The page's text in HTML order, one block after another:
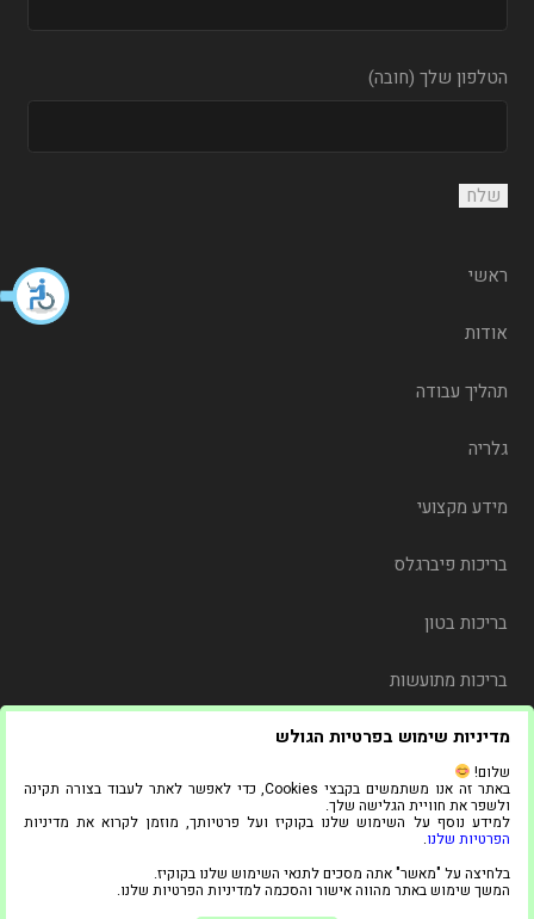
מדיניות שימוש בפרטיות הגולש
שלום!
באתר זה אנו משתמשים בקבצי Cookies, כדי לאפשר לאתר לעבוד בצורה תקינה
ולשפר את חוויית הגלישה שלך.
למידע נוסף על השימוש שלנו בקוקיז ועל פרטיותך, מוזמן לקרוא את מדיניות
הפרטיות שלנו.
בלחיצה על "מאשר" אתה מסכים לתנאי השימוש שלנו בקוקיז.
המשך שימוש באתר מהווה אישור והסכמה למדיניות הפרטיות שלנו.
הטלפון שלך (חובה)
ראשי
אודות
תהליך עבודה
גלריה
מידע מקצועי
בריכות פיברגלס
בריכות בטון
בריכות מתועשות
משלוח
צור קשר